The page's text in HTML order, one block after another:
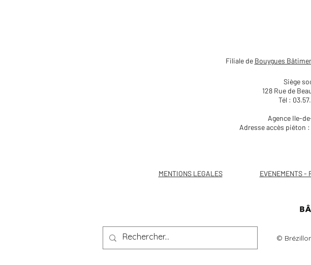
Journée
Sols
Soltena
Filiale de Bouygues
Siège
128 Rue de
Tél :
Agence Ile-
Adresse accès piéton
MENTIONS LEGALES EVENEMENTS -
©